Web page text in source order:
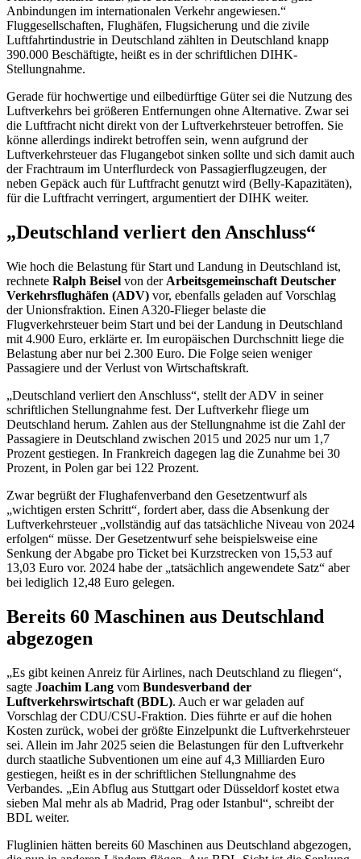
Anbindungen im internationalen Verkehr angewiesen.“
Fluggesellschaften, Flughäfen, Flugsicherung und die zivile
Luftfahrtindustrie in Deutschland zählten in Deutschland knapp
390.000 Beschäftigte, heißt es in der schriftlichen DIHK-
Stellungnahme.
Gerade für hochwertige und eilbedürftige Güter sei die Nutzung des
Luftverkehrs bei größeren Entfernungen ohne Alternative. Zwar sei
die Luftfracht nicht direkt von der Luftverkehrsteuer betroffen. Sie
könne allerdings indirekt betroffen sein, wenn aufgrund der
Luftverkehrsteuer das Flugangebot sinken sollte und sich damit auch
der Frachtraum im Unterflurdeck von Passagierflugzeugen, der
neben Gepäck auch für Luftfracht genutzt wird (Belly-Kapazitäten),
für die Luftfracht verringert, argumentiert der DIHK weiter.
„Deutschland verliert den Anschluss“
Wie hoch die Belastung für Start und Landung in Deutschland ist,
rechnete Ralph Beisel von der Arbeitsgemeinschaft Deutscher
Verkehrsflughäfen (ADV) vor, ebenfalls geladen auf Vorschlag
der Unionsfraktion. Einen A320-Flieger belaste die
Flugverkehrsteuer beim Start und bei der Landung in Deutschland
mit 4.900 Euro, erklärte er. Im europäischen Durchschnitt liege die
Belastung aber nur bei 2.300 Euro. Die Folge seien weniger
Passagiere und der Verlust von Wirtschaftskraft.
„Deutschland verliert den Anschluss“, stellt der ADV in seiner
schriftlichen Stellungnahme fest. Der Luftverkehr fliege um
Deutschland herum. Zahlen aus der Stellungnahme ist die Zahl der
Passagiere in Deutschland zwischen 2015 und 2025 nur um 1,7
Prozent gestiegen. In Frankreich dagegen lag die Zunahme bei 30
Prozent, in Polen gar bei 122 Prozent.
Zwar begrüßt der Flughafenverband den Gesetzentwurf als
„wichtigen ersten Schritt“, fordert aber, dass die Absenkung der
Luftverkehrsteuer „vollständig auf das tatsächliche Niveau von 2024
erfolgen“ müsse. Der Gesetzentwurf sehe beispielsweise eine
Senkung der Abgabe pro Ticket bei Kurzstrecken von 15,53 auf
13,03 Euro vor. 2024 habe der „tatsächlich angewendete Satz“ aber
bei lediglich 12,48 Euro gelegen.
Bereits 60 Maschinen aus Deutschland
abgezogen
„Es gibt keinen Anreiz fürAirlines, nach Deutschland zu fliegen“,
sagte Joachim Lang vom Bundesverband der
Luftverkehrswirtschaft (BDL). Auch er war geladen auf
Vorschlag der CDU/CSU-Fraktion. Dies führte er auf die hohen
Kosten zurück, wobei der größte Einzelpunkt die Luftverkehrsteuer
sei. Allein im Jahr 2025 seien die Belastungen für den Luftverkehr
durch staatliche Subventionen um eine auf 4,3 Milliarden Euro
gestiegen, heißt es in der schriftlichen Stellungnahme des
Verbandes. „Ein Abflug aus Stuttgart oder Düsseldorf kostet etwa
sieben Mal mehr als ab Madrid, Prag oder Istanbul“, schreibt der
BDL weiter.
Fluglinien hätten bereits 60 Maschinen aus Deutschland abgezogen,